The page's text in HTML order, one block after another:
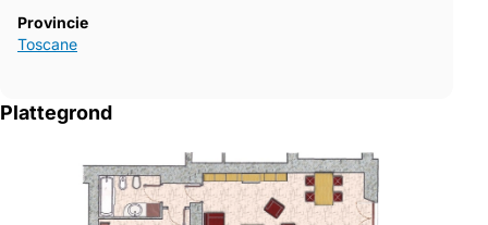
Provincie
Toscane
Plattegrond